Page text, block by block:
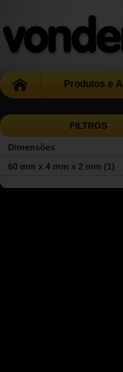
Produtos e
FILTROS
Dimensões
60 mm x 4 mm x 2 mm (1)